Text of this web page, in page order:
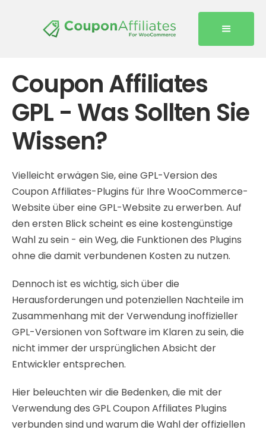
Coupon Affiliates
GPL - Was Sollten Sie
Wissen?
Vielleicht erwägen Sie, eine GPL-Version des
Coupon Affiliates-Plugins für Ihre WooCommerce-
Website über eine GPL-Website zu erwerben. Auf
den ersten Blick scheint es eine kostengünstige
Wahl zu sein - ein Weg, die Funktionen des Plugins
ohne die damit verbundenen Kosten zu nutzen.
Dennoch ist es wichtig, sich über die
Herausforderungen und potenziellen Nachteile im
Zusammenhang mit der Verwendung inoffizieller
GPL-Versionen von Software im Klaren zu sein, die
nicht immer der ursprünglichen Absicht der
Entwickler entsprechen.
Hier beleuchten wir die Bedenken, die mit der
Verwendung des GPL Coupon Affiliates Plugins
verbunden sind und warum die Wahl der offiziellen